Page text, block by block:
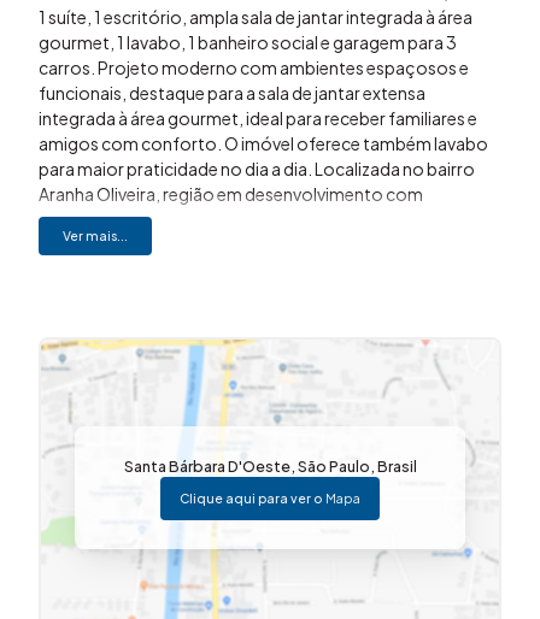
1 suíte, 1 escritório, ampla sala de jantar integrada à área
gourmet, 1 lavabo, 1 banheiro social e garagem para 3
carros. Projeto moderno com ambientes espaçosos e
funcionais, destaque para a sala de jantar extensa
integrada à área gourmet, ideal para receber familiares e
amigos com conforto. O imóvel oferece também lavabo
para maior praticidade no dia a dia. Localizada no bairro
Aranha Oliveira, região em desenvolvimento com
valorização crescente. Próximo a escolas, mercados,
farmácias e com fácil acesso às principais vias da cidade.
Ver mais...
Santa Bárbara D'Oeste,São Paulo,Brasil
Clique aqui para ver o Mapa